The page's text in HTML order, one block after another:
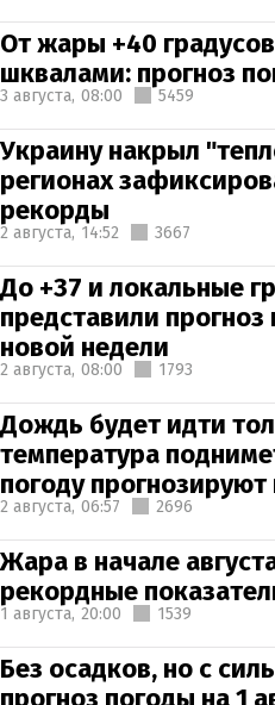
От жары +40
шквалами: прогноз
3 августа, 08:00 5459
Украину накрыл
регионах
рекорды
2 августа, 14:52 3667
До +37 и локальные
представили
новой недели
2 августа, 08:00 1793
Дождь будет идти
температура
погоду прогнозируют
2 августа, 06:57 2696
Жара в начале
рекордные
1 августа, 20:00 1539
Без осадков, но с
прогноз погоды на 1